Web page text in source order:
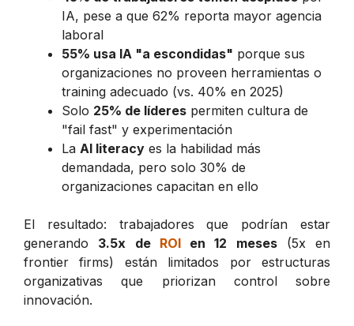
IA, pese a que 62% reporta mayor agencia
laboral
55% usa IA "a escondidas" porque sus
organizaciones no proveen herramientas o
training adecuado (vs. 40% en 2025)
Solo 25% de líderes permiten cultura de
"fail fast" y experimentación
La AI literacy es la habilidad más
demandada, pero solo 30% de
organizaciones capacitan en ello
El resultado: trabajadores que podrían estar
generando 3.5x de ROIen 12 meses(5x en
frontier firms) están limitados por estructuras
organizativas que priorizan control sobre
innovación.